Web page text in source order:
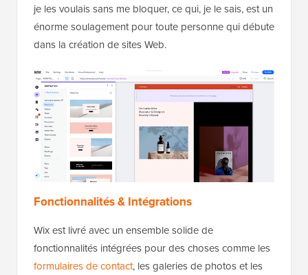
je les voulais sans me bloquer, ce qui, je le sais, est un
énorme soulagement pour toute personne qui débute
dans la création de sites Web.
Fonctionnalités & Intégrations
Wix est livré avec un ensemble solide de
fonctionnalités intégrées pour des choses comme les
formulaires de contact, les galeries de photos et les